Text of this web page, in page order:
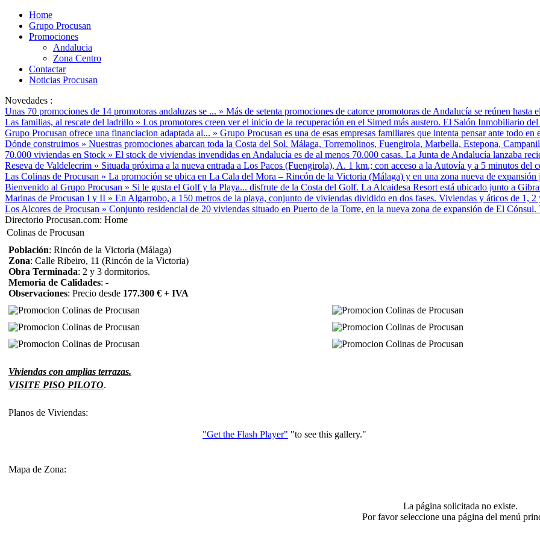
Home
Grupo Procusan
Promociones
Andalucia
Zona Centro
Contactar
Noticias Procusan
Novedades :
Unas 70 promociones de 14 promotoras andaluzas se ... » Más de setenta promociones de catorce promotoras de Andalucía se reúnen
Las familias, al rescate del ladrillo » Los promotores creen ver el inicio de la recuperación en el Simed más austero. El Salón Inmobiliario
Grupo Procusan ofrece una financiacion adaptada al... » Grupo Procusan es una de esas empresas familiares que intenta pensar ante todo
Dónde construimos » Nuestras promociones abarcan toda la Costa del Sol. Málaga, Torremolinos, Fuengirola, Marbella, Estepona,
70.000 viviendas en Stock » El stock de viviendas invendidas en Andalucía es de al menos 70.000 casas. La Junta de Andalucía lanzaba
Reseva de Valdelecrim » Situada próxima a la nueva entrada a Los Pacos (Fuengirola), A. 1 km.; con acceso a la Autovía y a 5 minutos del
Las Colinas de Procusan » La promoción se ubica en La Cala del Mora – Rincón de la Victoria (Málaga) y en una zona nueva de expansión
Bienvenido al Grupo Procusan » Si le gusta el Golf y la Playa... disfrute de la Costa del Golf. La Alcaidesa Resort está ubicado junto a
Marinas de Procusan I y II » En Algarrobo, a 150 metros de la playa, conjunto de viviendas dividido en dos fases. Viviendas y áticos de 1, 2
Los Alcores de Procusan » Conjunto residencial de 20 viviendas situado en Puerto de la Torre, en la nueva zona de expansión de El
Directorio Procusan.com: Home
Colinas de Procusan
Población: Rincón de la Victoria (Málaga)
Zona: Calle Ribeiro, 11 (Rincón de la Victoria)
Obra Terminada: 2 y 3 dormitorios.
Memoria de Calidades: -
Observaciones: Precio desde 177.300 € + IVA
Viviendas con amplias terrazas.
VISITE PISO PILOTO.
Planos de Viviendas:
"Get the Flash Player" "to see this gallery."
Mapa de Zona:
La página solicitada no existe.
Por favor seleccione una página del menú